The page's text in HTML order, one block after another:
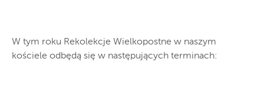
W tym roku Rekolekcje Wielkopostne w naszym
kościele odbędą się w następujących terminach: